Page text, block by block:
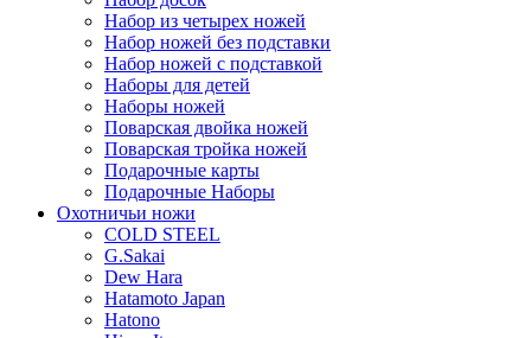
Набор из четырех ножей
Набор ножей без подставки
Набор ножей с подставкой
Наборы для детей
Наборы ножей
Поварская двойка ножей
Поварская тройка ножей
Подарочные карты
Подарочные Наборы
Охотничьи ножи
COLD STEEL
G.Sakai
Dew Hara
Hatamoto Japan
Hatono